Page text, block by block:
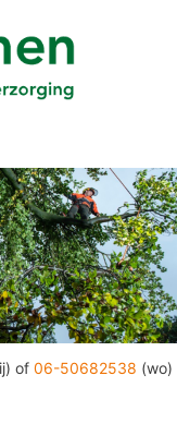
of 06-50682538 (wo)